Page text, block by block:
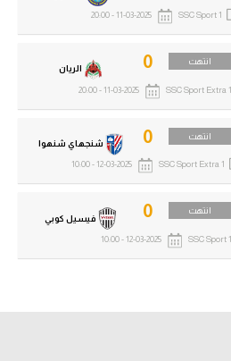
انتهت
فيسيل كوبي 0
SSC Sport 1
12-03-2025 - 10:00
انتهت
شنجهاي شنهوا 0
SSC Sport Extra 1
12-03-2025 - 10:00
انتهت
الريان 0
SSC Sport Extra 1
11-03-2025 - 20:00
SSC Sport 1
11-03-2025 - 20:00